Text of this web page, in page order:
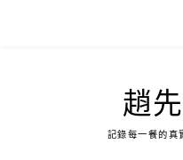
趙
記錄每一餐的真